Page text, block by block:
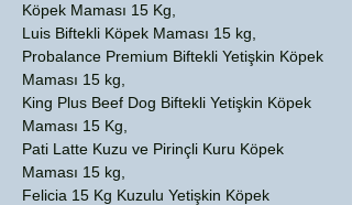
Köpek Maması 15 Kg,
Luis Biftekli Köpek Maması 15 kg,
Probalance Premium Biftekli Yetişkin Köpek
Maması 15 kg,
King Plus Beef Dog Biftekli Yetişkin Köpek
Maması 15 Kg,
Pati Latte Kuzu ve Pirinçli Kuru Köpek
Maması 15 kg,
Felicia 15 Kg Kuzulu Yetişkin Köpek